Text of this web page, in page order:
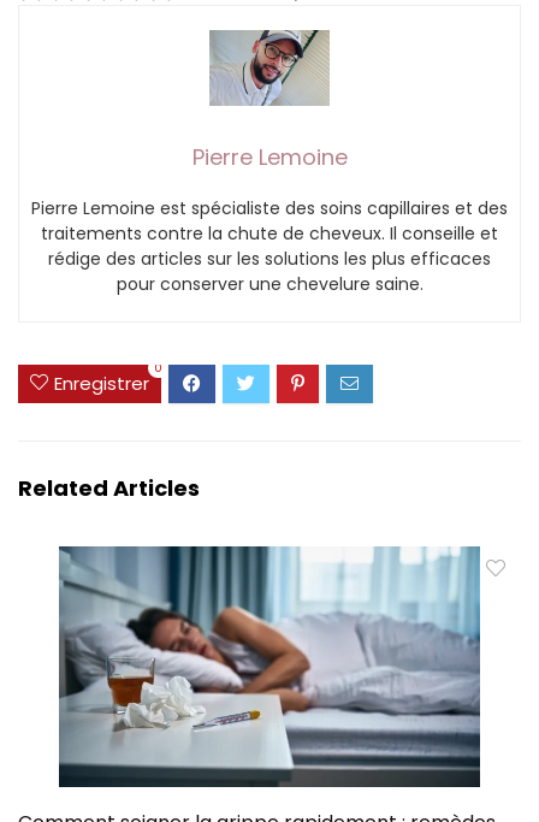
Pierre Lemoine
Pierre Lemoine est spécialiste des soins capillaires et des
traitements contre la chute de cheveux. Il conseille et
rédige des articles sur les solutions les plus efficaces
pour conserver une chevelure saine.
Enregistrer
0
Related Articles